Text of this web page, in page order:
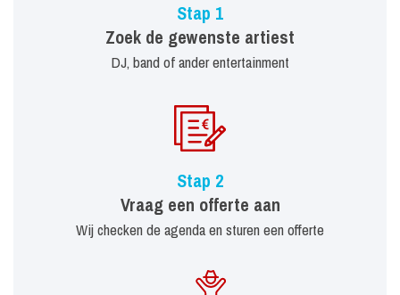
Stap 1
Zoek de gewenste artiest
DJ, band of ander entertainment
Stap 2
Vraag een offerte aan
Wij checken de agenda en sturen een offerte